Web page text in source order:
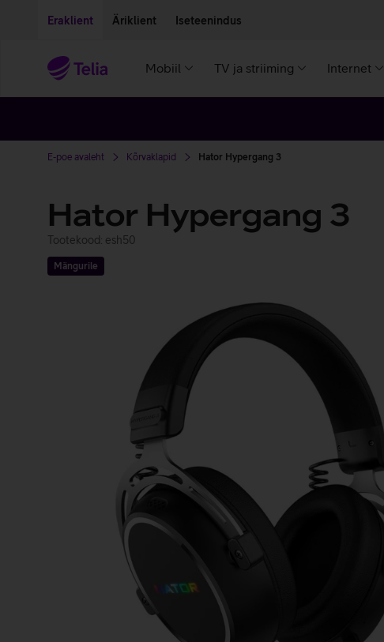
Eraklient Äriklient Iseteenindus
Mobiil TV ja striiming Internet
E-poe avaleht Kõrvaklapid Hator Hypergang 3
Hator Hypergang 3
Tootekood: esh50
Mängurile